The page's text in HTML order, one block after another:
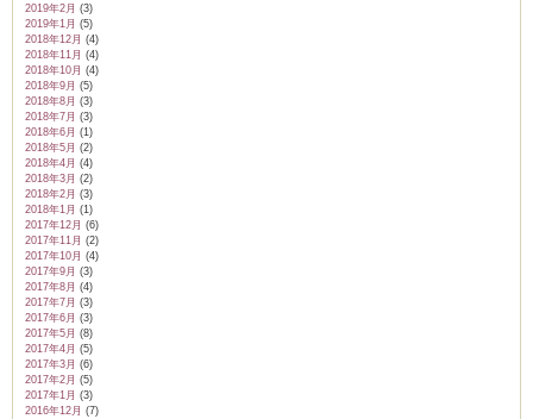
2019年2月 (3)
2019年1月 (5)
2018年12月 (4)
2018年11月 (4)
2018年10月 (4)
2018年9月 (5)
2018年8月 (3)
2018年7月 (3)
2018年6月 (1)
2018年5月 (2)
2018年4月 (4)
2018年3月 (2)
2018年2月 (3)
2018年1月 (1)
2017年12月 (6)
2017年11月 (2)
2017年10月 (4)
2017年9月 (3)
2017年8月 (4)
2017年7月 (3)
2017年6月 (3)
2017年5月 (8)
2017年4月 (5)
2017年3月 (6)
2017年2月 (5)
2017年1月 (3)
2016年12月 (7)